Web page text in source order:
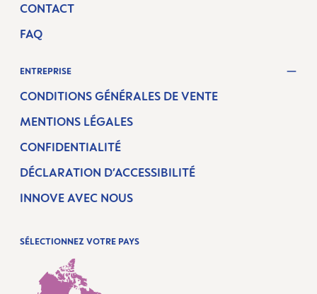
CONTACT
FAQ
ENTREPRISE
CONDITIONS GÉNÉRALES DE VENTE
MENTIONS LÉGALES
CONFIDENTIALITÉ
DÉCLARATION D’ACCESSIBILITÉ
INNOVE AVEC NOUS
SÉLECTIONNEZ VOTRE PAYS